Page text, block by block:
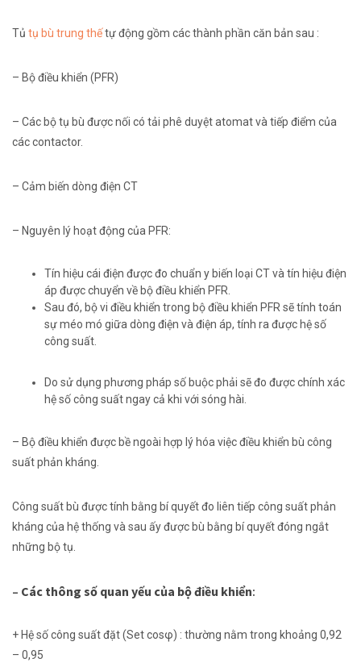
Tủ tụ bù trung thếtự động gồm cácthành phần căn bản sau :
– Bộ điều khiển (PFR)
– Các bộ tụ bù được nối có tải phê duyệtatomat và tiếp điểm của
cáccontactor.
– Cảm biến dòng điện CT
– Nguyên lý hoạt động của PFR:
Tín hiệu cái điện được đo chuẩn y biến loại CT và tín hiệu điện
áp được chuyển về bộ điều khiển PFR.
Sau đó, bộ vi điều khiển trong bộ điều khiển PFR sẽ tính toán
sựméo mó giữa dòng điện và điện áp, tính ra được hệ số
công suất.
Do sử dụng phương pháp số buộc phải sẽ đo được chính xác
hệ số công suất ngay cả khi với sóng hài.
– Bộ điều khiển được bề ngoài hợp lý hóa việc điều khiển bù công
suất phản kháng.
Công suất bù được tính bằng bí quyếtđo liên tiếp công suấtphản
kháng của hệ thống và sau ấyđược bù bằng bí quyếtđóng ngắt
những bộ tụ.
– Các thông số quan yếu của bộ điều khiển:
+ Hệ số công suất đặt (Set cosφ) : thường nằm trong khoảng 0,92
– 0,95